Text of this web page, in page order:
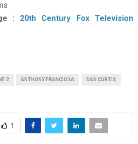
: 20th Century Fox Television
2 ANTHONY FRANCIOSA DAN CURTIS
1